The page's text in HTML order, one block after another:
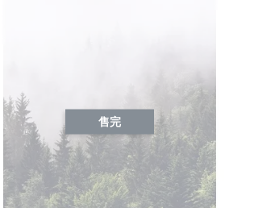
售完